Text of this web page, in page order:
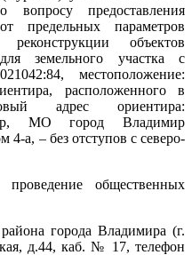
вопросу предоставления
предельных параметров
реконструкции объектов
для земельного участка с
местоположение:
расположенного в
адрес ориентира:
МО город Владимир
4-а, – без отступов с северо-
общественных
города Владимира (г.
д.44, каб. № 17, телефон